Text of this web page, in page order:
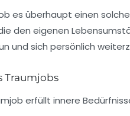
es überhaupt einen
den eigenen
und sich persönlich
Traumjobs
erfüllt innere